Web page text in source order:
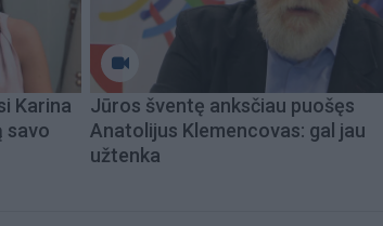
Karina
savo
Jūros šventę anksčiau puošęs
Anatolijus Klemencovas: gal jau
užtenka